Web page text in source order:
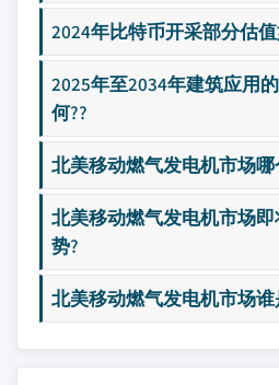
2024年比特币开采部分估
2025年至2034年建筑应用
何??
北美移动燃气发电机市场哪
北美移动燃气发电机市场
势?
北美移动燃气发电机市场谁